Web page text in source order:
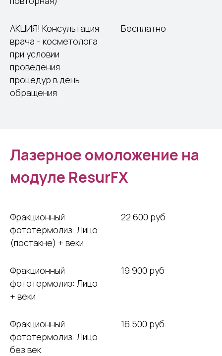
АКЦИЯ! Консультация
врача - косметолога
при условии
проведения
процедур в день
обращения
Бесплатно
Лазерное омоложение на
модуле ResurFX
Фракционный
фототермолиз: Лицо
(постакне) + веки
22 600 руб
Фракционный
фототермолиз: Лицо
+ веки
19 900 руб
Фракционный
фототермолиз: Лицо
без век
16 500 руб